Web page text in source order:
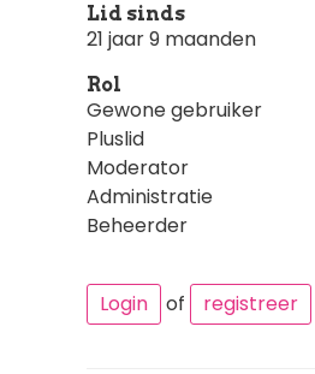
Lid sinds
21 jaar 9 maanden
Rol
Gewone gebruiker
Pluslid
Moderator
Administratie
Beheerder
Login of registreer